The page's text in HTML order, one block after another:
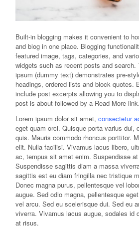
Built-in blogging makes it convenient to
and blog in one place. Blogging
featured image, tags, categories, and
widgets such as recent posts and search.
ipsum (dummy text) demonstrates pre-
headings, ordered lists and block quotes.
include post excerpts allowing you to
post is about followed by a Read More link.
Lorem ipsum dolor sit amet,consectetur
eget quam orci. Quisque porta varius dui,
quis. Mauris commodo rhoncus porttitor.
elit. Nulla facilisi. Vivamus lacus libero,
ac, tempus sit amet enim. Suspendisse
Suspendisse sagittis diam a massa
sagittis est eu diam fringilla nec tristique
Donec magna purus, pellentesque vel
augue. Sed odio magna, pellentesque
vel arcu. Sed eu scelerisque dui. Sed eu
viverra. Vivamus lacus augue, sodales id
at risus.